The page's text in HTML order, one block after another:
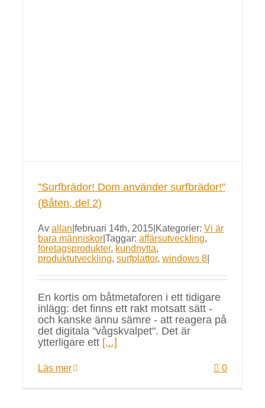
”Surfbrädor! Dom använder surfbrädor!”
(Båten, del 2)
Av allan februari 14th, 2015 Kategorier: Vi är
bara människor Taggar: affärsutveckling,
företagsprodukter, kundnytta,
produktutveckling, surfplattor, windows 8
En kortis om båtmetaforen i ett tidigare
inlägg: det finns ett rakt motsatt sätt -
och kanske ännu sämre - att reagera på
det digitala "vågskvalpet". Det är
ytterligare ett [...]
Läs mer 0